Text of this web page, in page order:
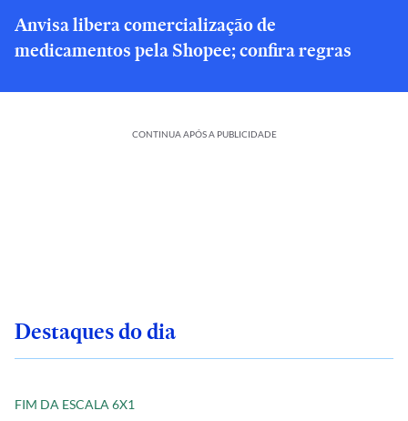
Anvisa libera comercialização de
medicamentos pela Shopee; confira regras
CONTINUA APÓS A PUBLICIDADE
Destaques do dia
FIM DA ESCALA 6X1